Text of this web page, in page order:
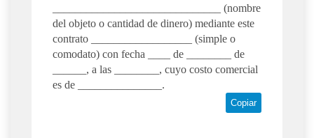
______________________________ (nombre
del objeto o cantidad de dinero) mediante este
contrato __________________ (simple o
comodato) con fecha ____ de ________ de
______, a las ________, cuyo costo comercial
es de _______________.
Copiar